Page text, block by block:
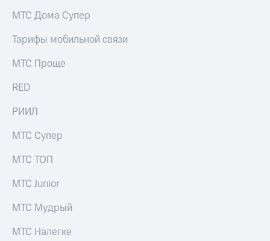
Получайте
онлайн
Покупка
С картой
Деньги
Накопления
Откладывайте
и получайте
на связь
Тарифы
РИИЛ
и МТС Супер
Обзоры
до 40%
на смартфоны
покупке
МТС Дома Супер
Тарифы мобильной связи
МТС Проще
RED
РИИЛ
МТС Супер
МТС ТОП
МТС Junior
МТС Мудрый
МТС Налегке